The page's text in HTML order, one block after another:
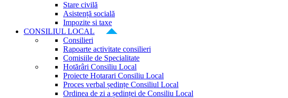
Stare civilă
Asistență socială
Impozite si taxe
CONSILIUL LOCAL
Consilieri
Rapoarte activitate consilieri
Comisiile de Specialitate
Hotărâri Consiliu Local
Proiecte Hotarari Consiliu Local
Proces verbal ședințe Consiliul Local
Ordinea de zi a ședinței de Consiliu Local